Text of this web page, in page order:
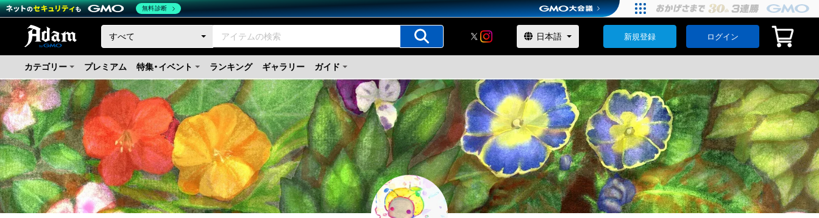
新規登録 ログイン
カテゴリー プレミアム 特集・イベント ランキング ギャラリー ガイド
無料診断